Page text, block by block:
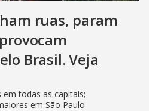
ruas, param
Brasil. Veja
todas as capitais;
em São Paulo